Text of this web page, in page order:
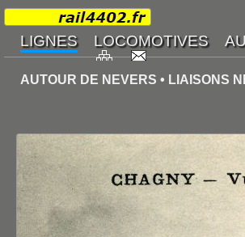
AUTOUR DE NEVERS • LIAISONS